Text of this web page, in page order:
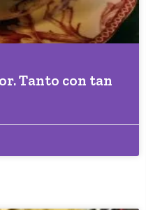
Tanto con tan